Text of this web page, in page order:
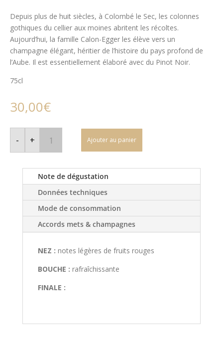
Depuis plus de huit siècles, à Colombé le Sec, les colonnes
gothiques du cellier aux moines abritent les récoltes.
Aujourd’hui, la famille Calon-Egger les élève vers un
champagne élégant, héritier de l’histoire du pays profond de
l’Aube. Il est essentiellement élaboré avec du Pinot Noir.
75cl
30,00€
-
quantité
Monial
Lux
Champagne
Rosé
+ Ajouter au panier
Note de dégustation
Données techniques
Mode de consommation
Accords mets & champagnes
NEZ : notes légères de fruits rouges
BOUCHE : rafraîchissante
FINALE :